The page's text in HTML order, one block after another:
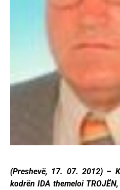
(Preshevë, 17. 07. 2012) –
kodrën IDA themeloi